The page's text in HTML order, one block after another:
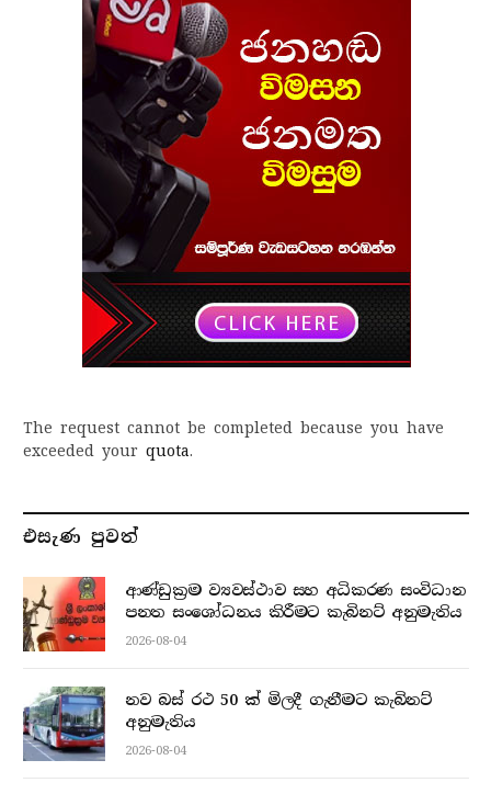
The request cannot be completed because you have
exceeded your quota.
එසැණ පුව​ත්
ආණ්ඩුක්‍රම ව්‍යවස්ථාව සහ අධිකරණ සංවිධාන
පනත සංශෝධනය කිරීමට කැබිනට් අනුමැතිය
2026-08-04
නව බස් රථ 50 ක් මිලදී ගැනීමට කැබිනට්
අනුමැතිය
2026-08-04